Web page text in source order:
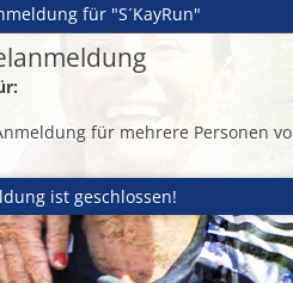
für "S´KayRun"
für mehrere Personen
ist geschlossen!